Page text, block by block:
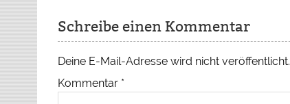
Schreibe einen Kommentar
Deine E-Mail-Adresse wird nicht veröffentlicht.
Kommentar *